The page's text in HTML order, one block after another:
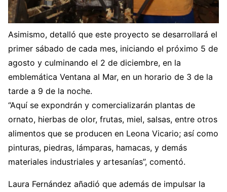
Asimismo, detalló que este proyecto se desarrollará el
primer sábado de cada mes, iniciando el próximo 5 de
agosto y culminando el 2 de diciembre, en la
emblemática Ventana al Mar, en un horario de 3 de la
tarde a 9 de la noche.
“Aquí se expondrán y comercializarán plantas de
ornato, hierbas de olor, frutas, miel, salsas, entre otros
alimentos que se producen en Leona Vicario; así como
pinturas, piedras, lámparas, hamacas, y demás
materiales industriales y artesanías”, comentó.
Laura Fernández añadió que además de impulsar la